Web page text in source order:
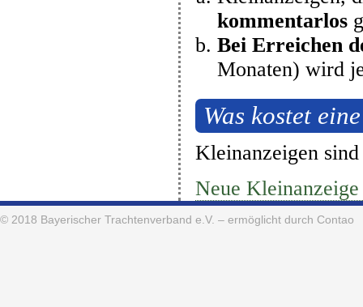
kommentarlos
Bei Erreichen
Monaten) wird
Was kostet
Kleinanzeigen
Neue
© 2018 Bayerischer Trachtenverband e.V. – ermöglicht durch Contao